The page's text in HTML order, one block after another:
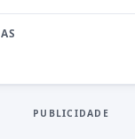
PUBLICIDADE